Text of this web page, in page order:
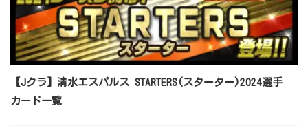
【Jクラ】清水エスパルス STARTERS(スターター)2024選手
カード一覧